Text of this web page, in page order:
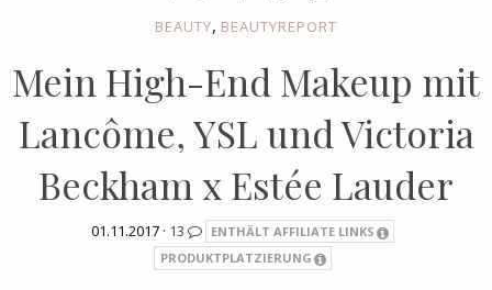
BEAUTY, BEAUTYREPORT
Mein High-End Makeup mit
Lancôme, YSL und Victoria
Beckham x Estée Lauder
01.11.2017 · 13
ENTHÄLT AFFILIATE LINKS
PRODUKTPLATZIERUNG